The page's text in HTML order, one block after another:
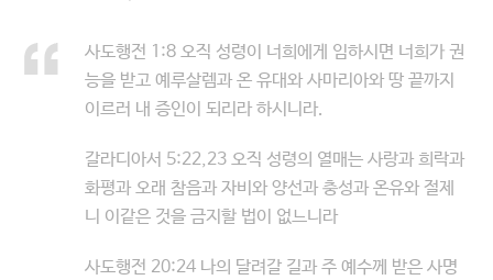
사도행전 1:8 오직 성령이 너희에게 임하시면 너희가 권
능을 받고 예루살렘과 온 유대와 사마리아와 땅 끝까지
이르러 내 증인이 되리라 하시니라.
갈라디아서 5:22,23 오직 성령의 열매는 사랑과 희락과
화평과 오래 참음과 자비와 양선과 충성과 온유와 절제
니 이같은 것을 금지할 법이 없느니라
사도행전 20:24 나의 달려갈 길과 주 예수께 받은 사명